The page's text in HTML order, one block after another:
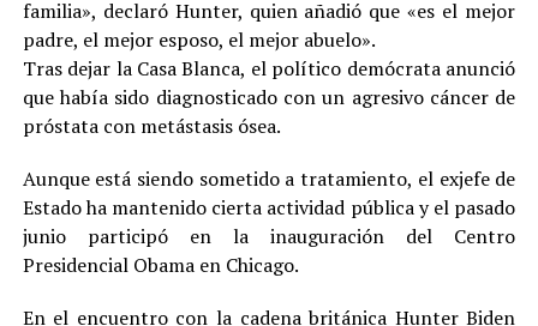
familia», declaró Hunter, quien añadió que «es el mejor
padre, el mejor esposo, el mejor abuelo».
Tras dejar la Casa Blanca, el político demócrata anunció
que había sido diagnosticado con un agresivo cáncer de
próstata con metástasis ósea.
Aunque está siendo sometido a tratamiento, el exjefe de
Estado ha mantenido cierta actividad pública y el pasado
junio participó en la inauguración del Centro
Presidencial Obama en Chicago.
En el encuentro con la cadena británica Hunter Biden